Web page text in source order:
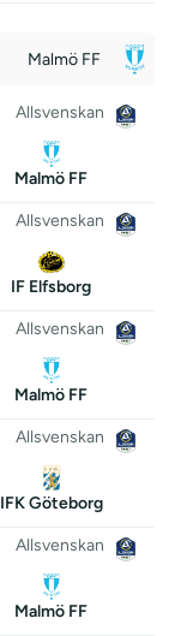
Malmö FF
Allsvenskan
Malmö FF
Allsvenskan
IF Elfsborg
Allsvenskan
Malmö FF
Allsvenskan
IFK Göteborg
Allsvenskan
Malmö FF